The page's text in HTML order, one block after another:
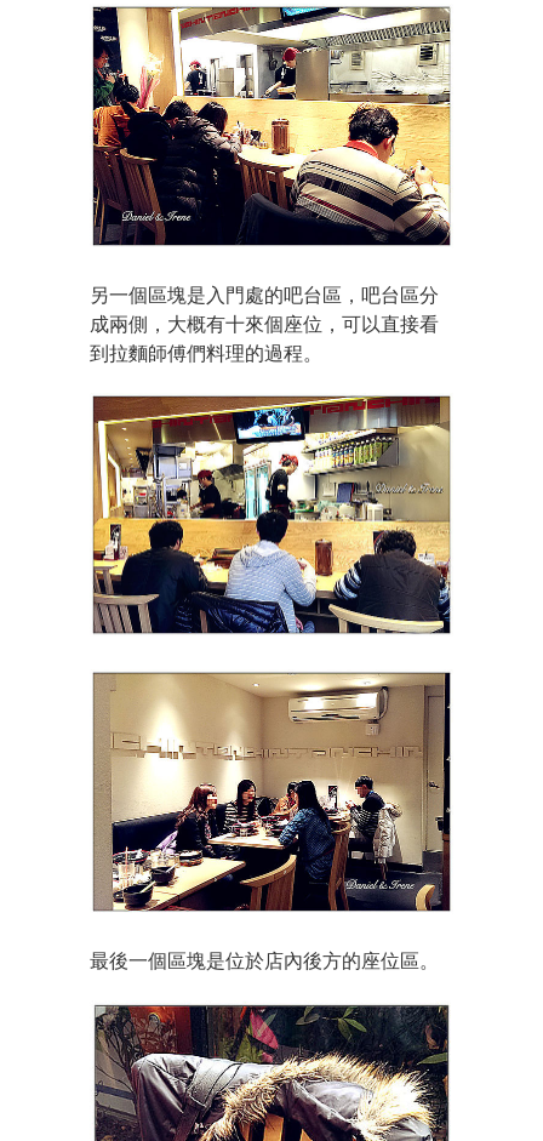
另一個區塊是入門處的吧台區，吧台區分
成兩側，大概有十來個座位，可以直接看
到拉麵師傅們料理的過程。
最後一個區塊是位於店內後方的座位區。